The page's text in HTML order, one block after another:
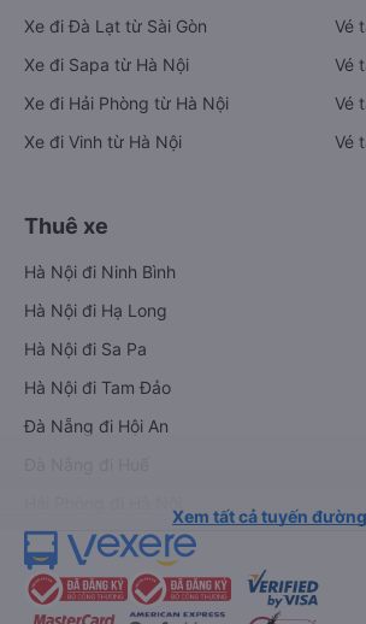
Xe đi Đà Lạt từ Sài Gòn
Xe đi Sapa từ Hà Nội
Xe đi Hải Phòng từ Hà Nội
Xe đi Vinh từ Hà Nội
Vé
Vé
Vé
Vé
Thuê xe
Hà Nội đi Ninh Bình
Hà Nội đi Hạ Long
Hà Nội đi Sa Pa
Hà Nội đi Tam Đảo
Đà Nẵng đi Hội An
Xem tất cả tuyến đường